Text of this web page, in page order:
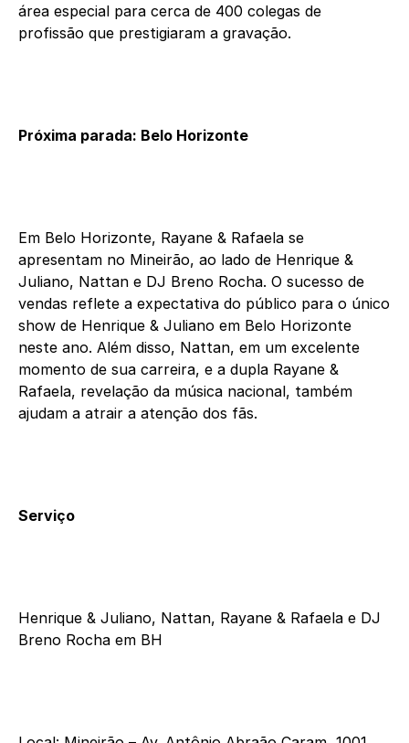
área especial para cerca de 400 colegas de
profissão que prestigiaram a gravação.
Próxima parada: Belo Horizonte
Em Belo Horizonte, Rayane & Rafaela se
apresentam no Mineirão, ao lado de Henrique &
Juliano, Nattan e DJ Breno Rocha. O sucesso de
vendas reflete a expectativa do público para o único
show de Henrique & Juliano em Belo Horizonte
neste ano. Além disso, Nattan, em um excelente
momento de sua carreira, e a dupla Rayane &
Rafaela, revelação da música nacional, também
ajudam a atrair a atenção dos fãs.
Serviço
Henrique & Juliano, Nattan, Rayane & Rafaela e DJ
Breno Rocha em BH